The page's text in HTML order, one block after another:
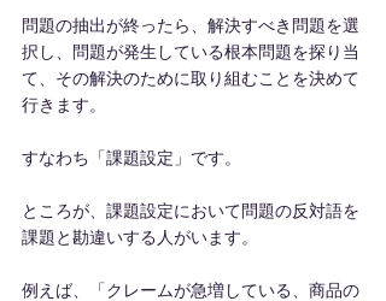
問題の抽出が終ったら、解決すべき問題を選
択し、問題が発生している根本問題を探り当
て、その解決のために取り組むことを決めて
行きます。
すなわち「課題設定」です。
ところが、課題設定において問題の反対語を
課題と勘違いする人がいます。
例えば、「クレームが急増している、商品の